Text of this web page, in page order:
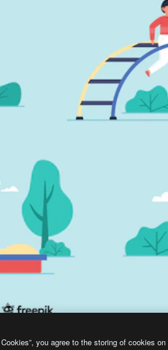
you agree to the storing of cookies